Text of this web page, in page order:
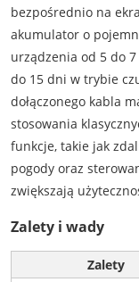
bezpośrednio na
akumulator o
urządzenia od 5 do
do 15 dni w trybie
dołączonego kabla
stosowania
funkcje, takie jak
pogody oraz
zwiększają
Zalety i wady
Zalety